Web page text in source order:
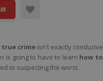
true crimeisn't exactly conducive
is going to have to learn how to
to suspecting the worst.